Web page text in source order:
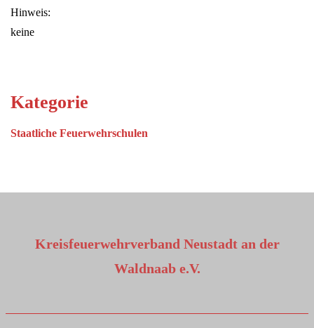
Hinweis:
keine
Kategorie
Staatliche Feuerwehrschulen
Kreisfeuerwehrverband Neustadt an der
Waldnaab e.V.